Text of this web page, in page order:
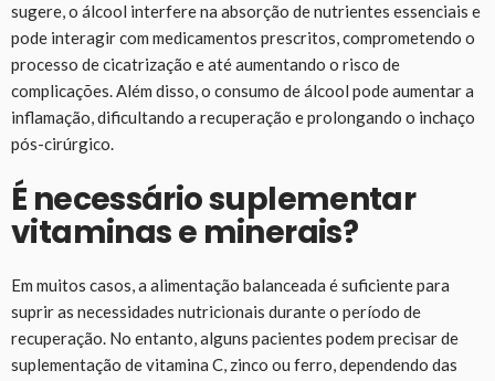
sugere, o álcool interfere na absorção de nutrientes essenciais e
pode interagir com medicamentos prescritos, comprometendo o
processo de cicatrização e até aumentando o risco de
complicações. Além disso, o consumo de álcool pode aumentar a
inflamação, dificultando a recuperação e prolongando o inchaço
pós-cirúrgico.
É necessário suplementar
vitaminas e minerais?
Em muitos casos, a alimentação balanceada é suficiente para
suprir as necessidades nutricionais durante o período de
recuperação. No entanto, alguns pacientes podem precisar de
suplementação de vitamina C, zinco ou ferro, dependendo das